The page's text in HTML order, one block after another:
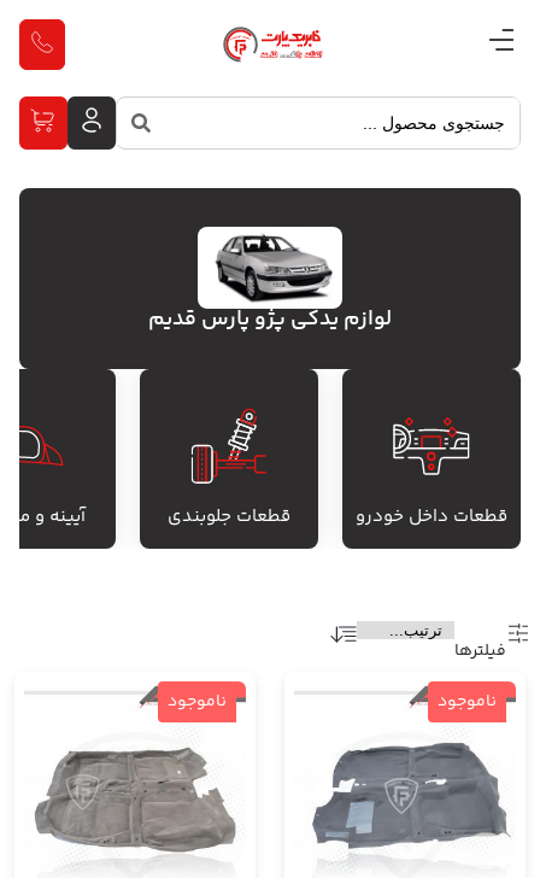
لوازم یدکی پژو پارس قدیم
قطعات داخل خودرو قطعات جلوبندی آیینه و
فیلتر‌ها
ناموجود
ناموجود